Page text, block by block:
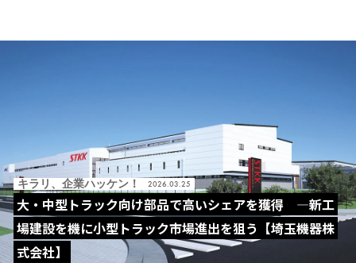
キラリ、企業ハッケン！ 2026.03.25
大・中型トラック向け部品で高いシェアを獲得 ―新工
場建設を機に小型トラック市場進出を狙う【埼玉機器株
式会社】